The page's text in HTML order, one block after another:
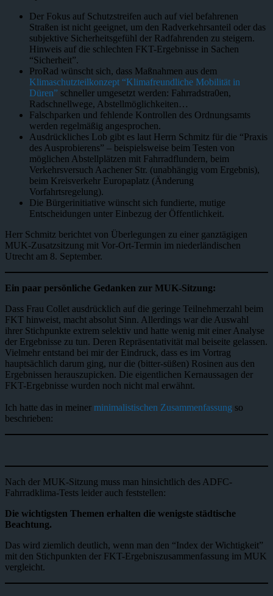
Der Fokus auf Schutzstreifen auch auf viel befahrenen
Straßen ist nicht geeignet, um den Radverkehrsanteil oder das
subjektive Sicherheitsgefühl der Radfahrenden zu steigern.
Hinweis auf die schlechten FKT-Ergebnisse in Sachen
“Sicherheit”.
ProRad wünscht sich, dass Maßnahmen aus dem
Klimaschutzteilkonzept “Klimafreundliche Mobilität in
Düren” schneller umgesetzt werden: Fahrradstra0en,
Radschnellwege, Abstellmöglichkeiten…
Falschparken und fehlende Kontrollen des Ordnungsamts
werden regelmäßig angesprochen.
Ausdrückliches Lob gibt es laut Herrn Schmitz für die “Praxis
des Ausprobierens” – beispielsweise beim Testen von
möglichen Abstellplätzen mit Fahrradflundern, beim
Verkehrsversuch Aachener Str. (unabhängig vom Ergebnis),
beim Kreisverkehr Europaplatz (Änderung
Vorfahrtsregelung).
Die Bürgerinitiative wünscht sich fundierte, mutige
Entscheidungen unter Einbezug der Öffentlichkeit.
Herr Schmitz berichtet von Überlegungen zu einer ganztägigen
MUK-Zusatzsitzung mit Vor-Ort-Termin im niederländischen
Utrecht am 8. September.
Ein paar persönliche Gedanken zur MUK-Sitzung:
Dass Frau Collet ausdrücklich auf die geringe Teilnehmerzahl beim
FKT hinweist, macht absolut Sinn. Allerdings war die Auswahl
ihrer Stichpunkte extrem selektiv und hatte wenig mit einer Analyse
der Ergebnisse zu tun. Deren Repräsentativität mal beiseite gelassen.
Vielmehr entstand bei mir der Eindruck, dass es im Vortrag
hauptsächlich darum ging, nur die (bitter-süßen) Rosinen aus den
Ergebnissen herauszupicken. Die eigentlichen Kernaussagen der
FKT-Ergebnisse wurden noch nicht mal erwähnt.
Ich hatte das in meiner minimalistischen Zusammenfassung so
beschrieben:
Nach der MUK-Sitzung muss man hinsichtlich des ADFC-
Fahrradklima-Tests leider auch feststellen:
Die wichtigsten Themen erhalten die wenigste städtische
Beachtung.
Das wird ziemlich deutlich, wenn man den “Index der Wichtigkeit”
mit den Stichpunkten der FKT-Ergebniszusammenfassung im MUK
vergleicht.